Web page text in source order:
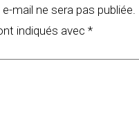
mail ne sera pas publiée.
indiqués avec *